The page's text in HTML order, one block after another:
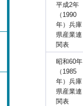
平成2年
（1990
年）兵庫
県産業連
関表
昭和60年
（1985
年）兵庫
県産業連
関表